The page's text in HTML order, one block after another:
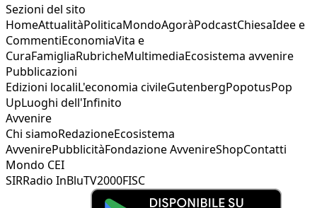
Sezioni del sito
HomeAttualitàPoliticaMondoAgoràPodcastChiesaIdee e
CommentiEconomiaVita e
CuraFamigliaRubricheMultimediaEcosistema avvenire
Pubblicazioni
Edizioni localiL'economia civileGutenbergPopotusPop
UpLuoghi dell'Infinito
Avvenire
Chi siamoRedazioneEcosistema
AvvenirePubblicitàFondazione AvvenireShopContatti
Mondo CEI
SIRRadio InBluTV2000FISC